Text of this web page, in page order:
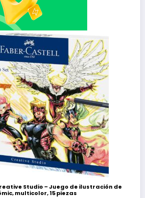
Studio – Juego de ilustración de
multicolor, 15 piezas